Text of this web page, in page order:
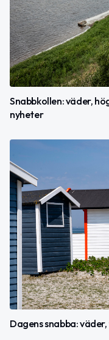
Snabbkollen: väder,
nyheter
Dagens snabba: